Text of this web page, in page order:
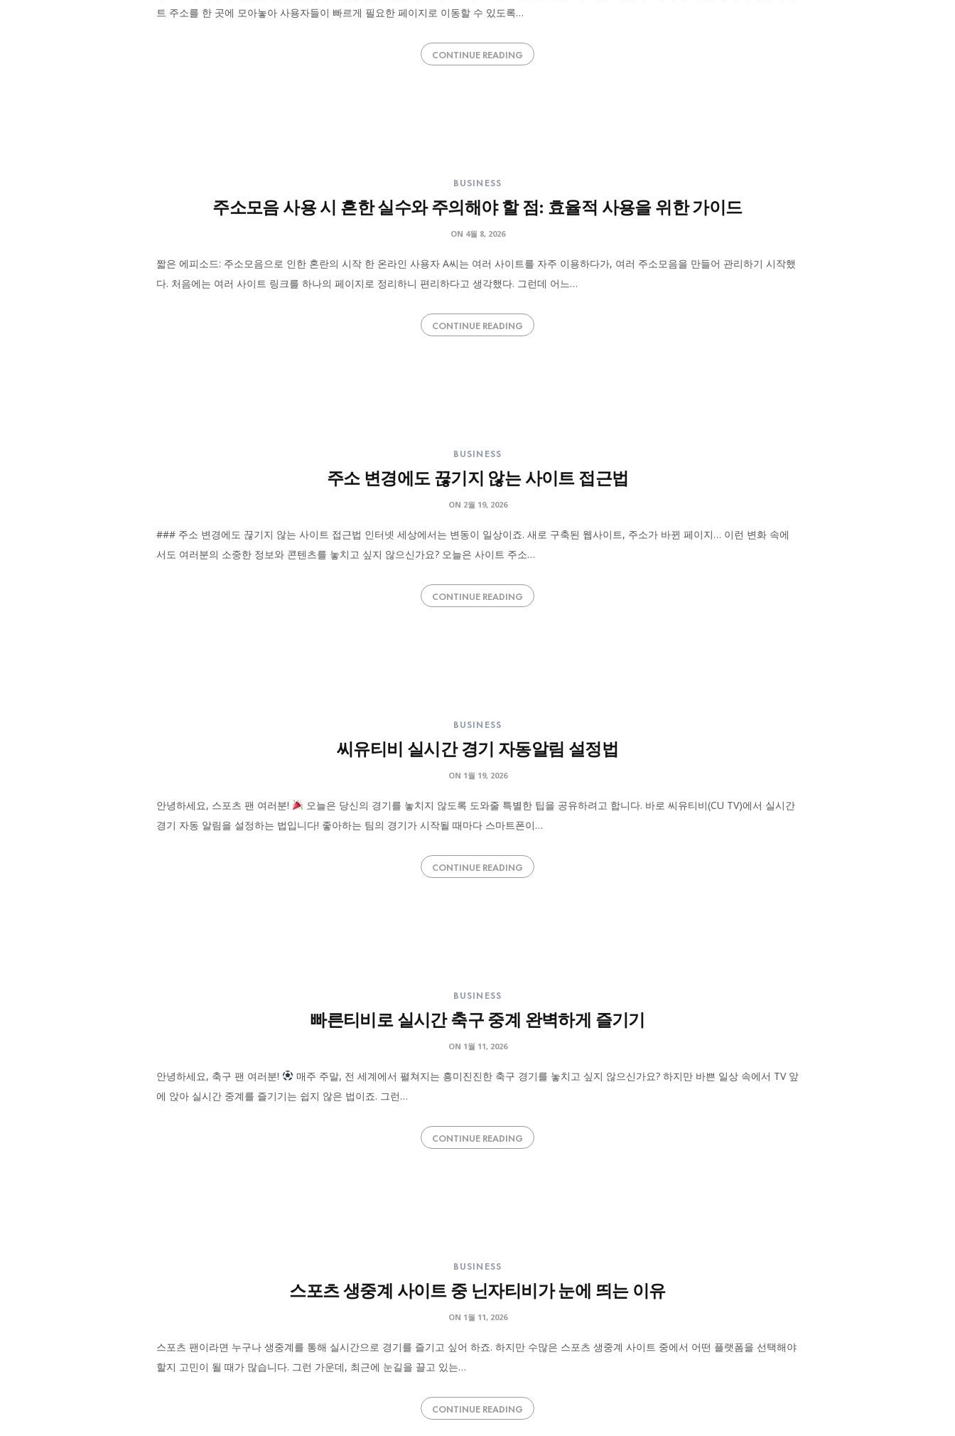
트 주소를 한 곳에 모아놓아 사용자들이 빠르게 필요한 페이지로 이동할 수 있도록…
CONTINUE READING
BUSINESS
주소모음 사용 시 흔한 실수와 주의해야 할 점: 효율적 사용을 위한 가이드
ON 4월 8, 2026
짧은 에피소드: 주소모음으로 인한 혼란의 시작 한 온라인 사용자 A씨는 여러 사이트를 자주 이용하다가, 여러 주소모음을 만들어 관리하기 시작했
다. 처음에는 여러 사이트 링크를 하나의 페이지로 정리하니 편리하다고 생각했다. 그런데 어느…
CONTINUE READING
BUSINESS
주소 변경에도 끊기지 않는 사이트 접근법
ON 2월 19, 2026
### 주소 변경에도 끊기지 않는 사이트 접근법 인터넷 세상에서는 변동이 일상이죠. 새로 구축된 웹사이트, 주소가 바뀐 페이지… 이런 변화 속에
서도 여러분의 소중한 정보와 콘텐츠를 놓치고 싶지 않으신가요? 오늘은 사이트 주소…
CONTINUE READING
BUSINESS
씨유티비 실시간 경기 자동알림 설정법
ON 1월 19, 2026
안녕하세요, 스포츠 팬 여러분!
오늘은 당신의 경기를 놓치지 않도록 도와줄 특별한 팁을 공유하려고 합니다. 바로 씨유티비(CU TV)에서 실시간
경기 자동 알림을 설정하는 법입니다! 좋아하는 팀의 경기가 시작될 때마다 스마트폰이…
CONTINUE READING
BUSINESS
빠른티비로 실시간 축구 중계 완벽하게 즐기기
ON 1월 11, 2026
안녕하세요, 축구 팬 여러분!
매주 주말, 전 세계에서 펼쳐지는 흥미진진한 축구 경기를 놓치고 싶지 않으신가요? 하지만 바쁜 일상 속에서 TV 앞
에 앉아 실시간 중계를 즐기기는 쉽지 않은 법이죠. 그런…
CONTINUE READING
BUSINESS
스포츠 생중계 사이트 중 닌자티비가 눈에 띄는 이유
ON 1월 11, 2026
스포츠 팬이라면 누구나 생중계를 통해 실시간으로 경기를 즐기고 싶어 하죠. 하지만 수많은 스포츠 생중계 사이트 중에서 어떤 플랫폼을 선택해야
할지 고민이 될 때가 많습니다. 그런 가운데, 최근에 눈길을 끌고 있는…
CONTINUE READING